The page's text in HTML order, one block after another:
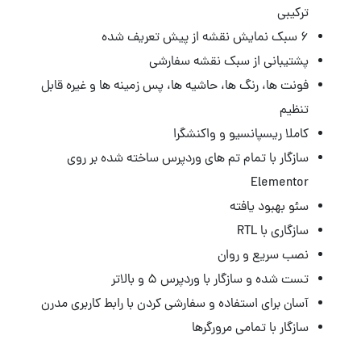
ترکیبی
۶ سبک نمایش نقشه از پیش تعریف شده
پشتیبانی از سبک نقشه سفارشی
فونت ها، رنگ ها، حاشیه ها، پس زمینه ها و غیره قابل
تنظیم
کاملا ریسپانسیو و واکنشگرا
سازگار با تمام تم های وردپرس ساخته شده بر روی
Elementor
سئو بهبود یافته
سازگاری با RTL
نصب سریع و روان
تست شده و سازگار با وردپرس ۵
و بالاتر
آسان برای استفاده و سفارشی کردن با رابط کاربری مدرن
سازگار با تمامی مرورگرها